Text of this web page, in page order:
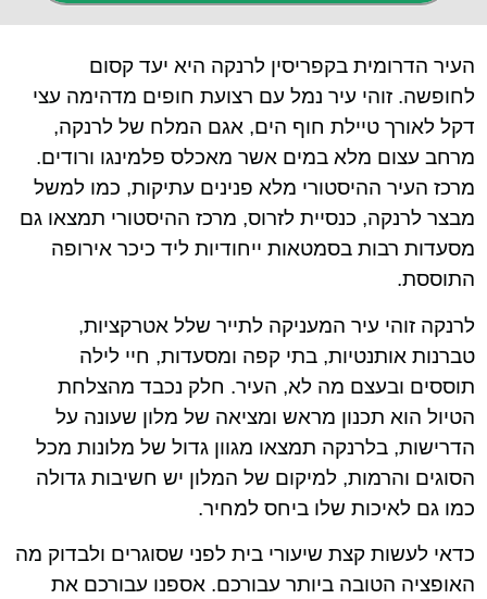
העיר הדרומית בקפריסין לרנקה היא יעד קסום
לחופשה. זוהי עיר נמל עם רצועת חופים מדהימה עצי
דקל לאורך טיילת חוף הים, אגם המלח של לרנקה,
מרחב עצום מלא במים אשר מאכלס פלמינגו ורודים.
מרכז העיר ההיסטורי מלא פנינים עתיקות, כמו למשל
מבצר לרנקה, כנסיית לזרוס, מרכז ההיסטורי תמצאו גם
מסעדות רבות בסמטאות ייחודיות ליד כיכר אירופה
התוססת.
לרנקה זוהי עיר המעניקה לתייר שלל אטרקציות,
טברנות אותנטיות, בתי קפה ומסעדות, חיי לילה
תוססים ובעצם מה לא, העיר. חלק נכבד מהצלחת
הטיול הוא תכנון מראש ומציאה של מלון שעונה על
הדרישות, בלרנקה תמצאו מגוון גדול של מלונות מכל
הסוגים והרמות, למיקום של המלון יש חשיבות גדולה
כמו גם לאיכות שלו ביחס למחיר.
כדאי לעשות קצת שיעורי בית לפני שסוגרים ולבדוק מה
האופציה הטובה ביותר עבורכם. אספנו עבורכם את